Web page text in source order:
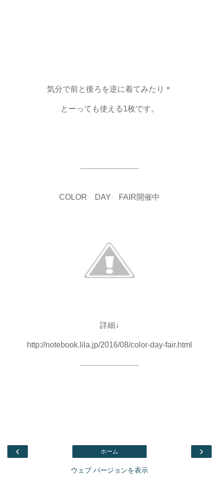
気分で前と後ろを逆に着てみたり＊
とーっても使える1枚です。
------------------------------
COLOR DAY FAIR開催中
詳細↓
http://notebook.lila.jp/2016/08/color-day-fair.html
------------------------------
‹ ›
ホーム
ウェブ バージョンを表示